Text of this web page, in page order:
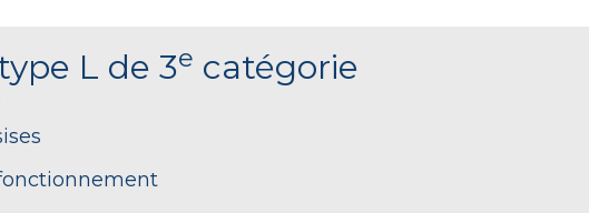
L de 3e catégorie